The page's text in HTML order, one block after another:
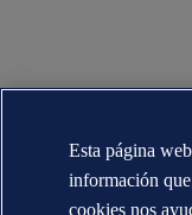
Esta página
información
cookies nos